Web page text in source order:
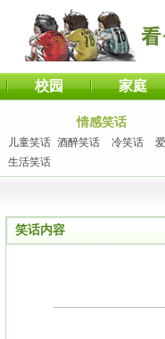
校园 家庭
情感笑话
儿童笑话 酒醉笑话 冷笑话
生活笑话
笑话内容